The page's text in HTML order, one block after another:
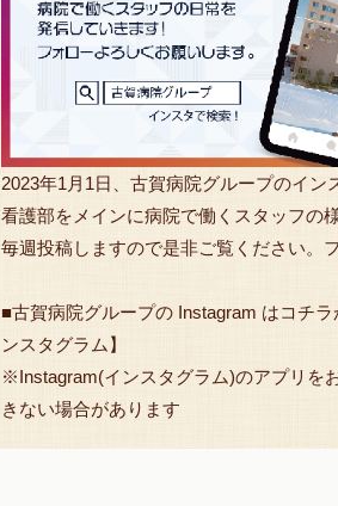
2023年1月1日、古賀病院グループのイン
看護部をメインに病院で働くスタッフの
毎週投稿しますので是非ご覧ください。
■古賀病院グループの Instagram はコチ
ンスタグラム】
※Instagram(インスタグラム)のアプリを
きない場合があります